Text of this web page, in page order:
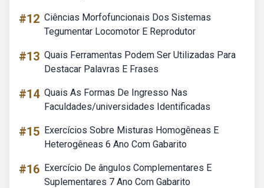
#12 Ciências Morfofuncionais Dos Sistemas
Tegumentar Locomotor E Reprodutor
#13 Quais Ferramentas Podem Ser Utilizadas Para
Destacar Palavras E Frases
#14 Quais As Formas De Ingresso Nas
Faculdades/universidades Identificadas
#15 Exercícios Sobre Misturas Homogêneas E
Heterogêneas 6 Ano Com Gabarito
#16 Exercício De ângulos Complementares E
Suplementares 7 Ano Com Gabarito